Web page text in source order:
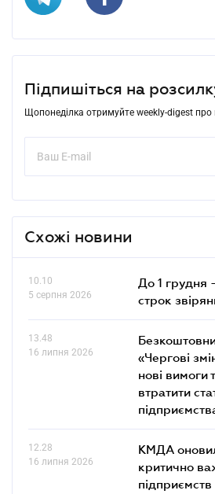
Підпишіться на
Щопонеділка отримуйте weekly-digest про
Схожі новини
10.10
5 серпня 2026
До 1 грудня
строк
13.48
16 липня 2026
«Чергові
нові вимоги
втратити
12.28
16 липня 2026
КМДА
критично
підприємств